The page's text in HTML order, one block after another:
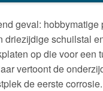
geval: hobbymatige
driezijdige schuilstal
op die voor een
vertoont de
de eerste corrosie.